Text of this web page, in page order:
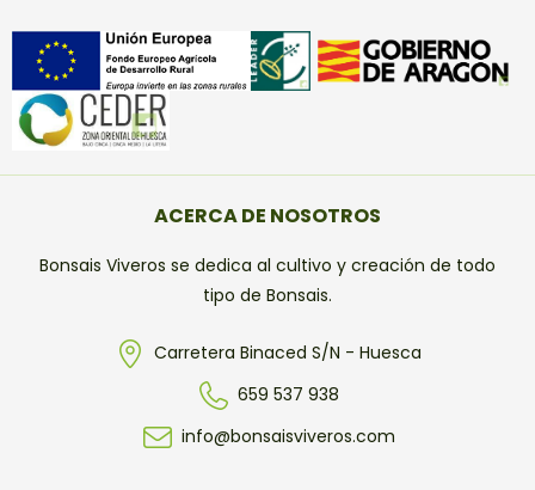
ACERCA DE NOSOTROS
Bonsais Viveros se dedica al cultivo y creación de todo
tipo de Bonsais.
Carretera Binaced S/N - Huesca
659 537 938
info@bonsaisviveros.com